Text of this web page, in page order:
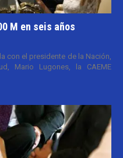
M en seis años
con el presidente de la Nación,
Mario Lugones, la CAEME